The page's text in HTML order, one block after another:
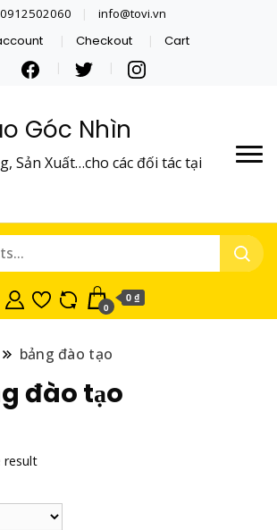
info@tovi.vn
Checkout Cart
Góc Nhìn
Sản Xuất…cho các đối tác tại
0
0 ₫
bảng đào tạo
đào tạo
result